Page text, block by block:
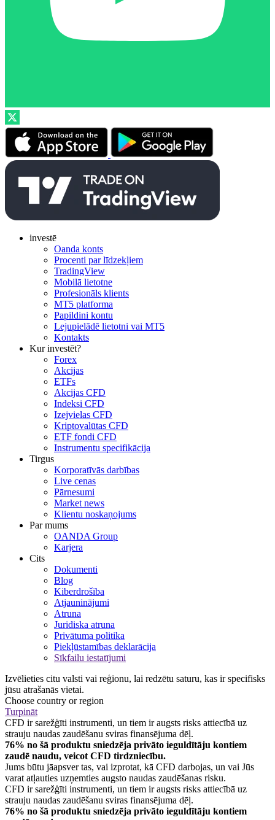
investē
Oanda konts
Procenti par līdzekļiem
TradingView
Mobilā lietotne
Profesionāls klients
MT5 platforma
Papildini kontu
Lejupielādē lietotni vai MT5
Kontakts
Kur investēt?
Forex
Akcijas
ETFs
Akcijas CFD
Indeksi CFD
Izejvielas CFD
Kriptovalūtas CFD
ETF fondi CFD
Instrumentu specifikācija
Tirgus
Korporatīvās darbības
Live cenas
Pārnesumi
Market news
Klientu noskaņojums
Par mums
OANDA Group
Karjera
Cits
Dokumenti
Blog
Kiberdrošība
Atjauninājumi
Atruna
Juridiska atruna
Privātuma politika
Piekļūstamības deklarācija
Sīkfailu iestatījumi
Izvēlieties citu valsti vai reģionu, lai redzētu saturu, kas ir specifisks
jūsu atrašanās vietai.
Choose country or region
Turpināt
CFD ir sarežģīti instrumenti, un tiem ir augsts risks attiecībā uz
strauju naudas zaudēšanu sviras finansējuma dēļ.
76% no šā produktu sniedzēja privāto ieguldītāju kontiem
zaudē naudu, veicot CFD tirdzniecību.
Jums būtu jāapsver tas, vai izprotat, kā CFD darbojas, un vai Jūs
varat atļauties uzņemties augsto naudas zaudēšanas risku.
CFD ir sarežģīti instrumenti, un tiem ir augsts risks attiecībā uz
strauju naudas zaudēšanu sviras finansējuma dēļ.
76% no šā produktu sniedzēja privāto ieguldītāju kontiem